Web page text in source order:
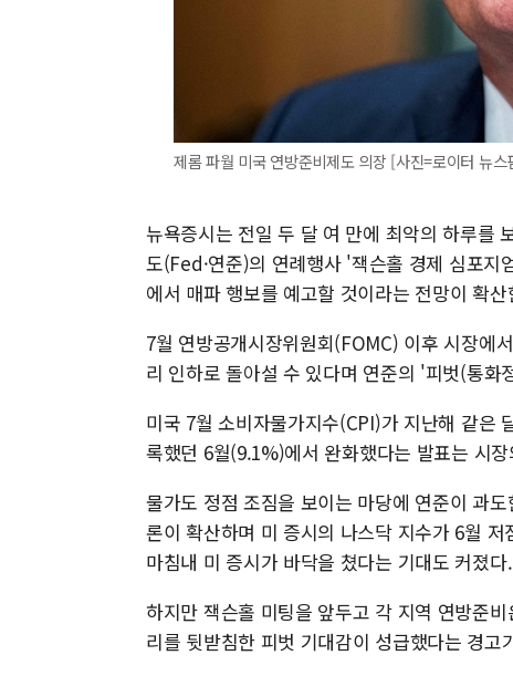
제롬 파월 미국 연방준비제도 의장 [사진=로이터 뉴스
뉴욕증시는 전일 두 달 여 만에 최악의 하루를
도(Fed·연준)의 연례행사 '잭슨홀 경제 심포
에서 매파 행보를 예고할 것이라는 전망이 확
7월 연방공개시장위원회(FOMC) 이후 시장에
리 인하로 돌아설 수 있다며 연준의 '피벗(통
미국 7월 소비자물가지수(CPI)가 지난해 같은
록했던 6월(9.1%)에서 완화했다는 발표는 시
물가도 정점 조짐을 보이는 마당에 연준이 과
론이 확산하며 미 증시의 나스닥 지수가 6월
마침내 미 증시가 바닥을 쳤다는 기대도 커졌다.
하지만 잭슨홀 미팅을 앞두고 각 지역 연방준
리를 뒷받침한 피벗 기대감이 성급했다는 경고